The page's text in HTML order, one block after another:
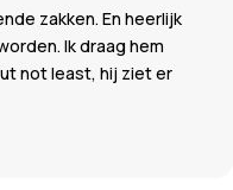
zakken. En heerlijk
Ik draag hem
not least, hij ziet er